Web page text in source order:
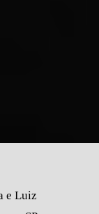
e Luiz